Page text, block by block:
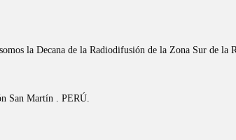
la Decana de la Radiodifusión de la Zona Sur de la
San Martín . PERÚ.